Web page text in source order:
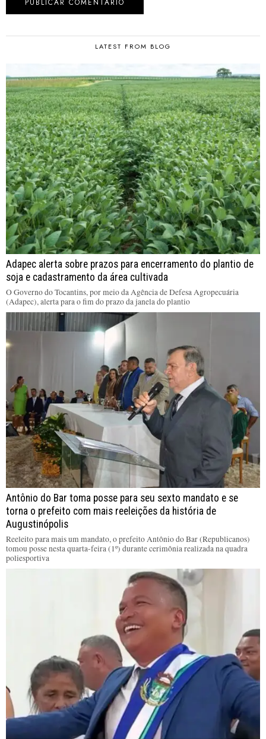
LATEST FROM BLOG
Adapec alerta sobre prazos para encerramento do plantio de
soja e cadastramento da área cultivada
O Governo do Tocantins, por meio da Agência de Defesa Agropecuária
(Adapec), alerta para o fim do prazo da janela do plantio
Antônio do Bar toma posse para seu sexto mandato e se
torna o prefeito com mais reeleições da história de
Augustinópolis
Reeleito para mais um mandato, o prefeito Antônio do Bar (Republicanos)
tomou posse nesta quarta-feira (1º) durante cerimônia realizada na quadra
poliesportiva